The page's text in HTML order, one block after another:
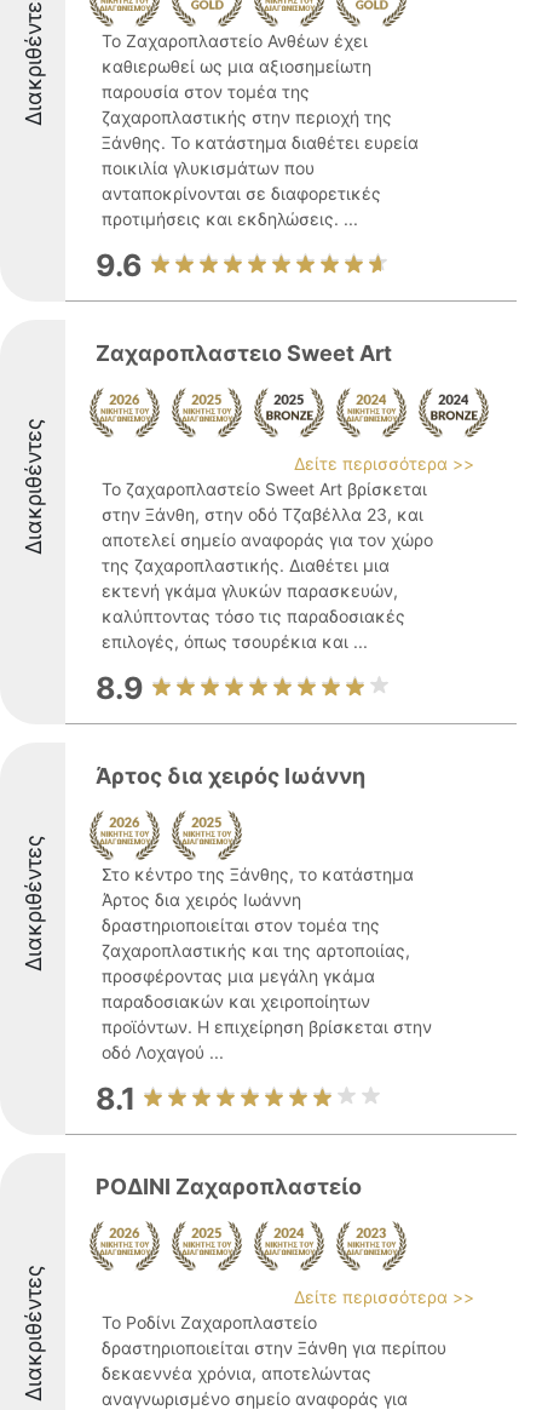
Διακριθέντες
Το Ζαχαροπλαστείο Ανθέων έχει
καθιερωθεί ως μια αξιοσημείωτη
παρουσία στον τομέα της
ζαχαροπλαστικής στην περιοχή της
Ξάνθης. Το κατάστημα διαθέτει ευρεία
ποικιλία γλυκισμάτων που
ανταποκρίνονται σε διαφορετικές
προτιμήσεις και εκδηλώσεις. ...
9.6
Διακριθέντες
Ζαχαροπλαστειο Sweet Art
Δείτε περισσότερα >>
Το ζαχαροπλαστείο Sweet Art βρίσκεται
στην Ξάνθη, στην οδό Τζαβέλλα 23, και
αποτελεί σημείο αναφοράς για τον χώρο
της ζαχαροπλαστικής. Διαθέτει μια
εκτενή γκάμα γλυκών παρασκευών,
καλύπτοντας τόσο τις παραδοσιακές
επιλογές, όπως τσουρέκια και ...
8.9
Διακριθέντες
Άρτος δια χειρός Ιωάννη
Στο κέντρο της Ξάνθης, το κατάστημα
Άρτος δια χειρός Ιωάννη
δραστηριοποιείται στον τομέα της
ζαχαροπλαστικής και της αρτοποιίας,
προσφέροντας μια μεγάλη γκάμα
παραδοσιακών και χειροποίητων
προϊόντων. Η επιχείρηση βρίσκεται στην
οδό Λοχαγού ...
8.1
Διακριθέντες
ΡΟΔΙΝΙ Ζαχαροπλαστείο
Δείτε περισσότερα >>
Το Ροδίνι Ζαχαροπλαστείο
δραστηριοποιείται στην Ξάνθη για περίπου
δεκαεννέα χρόνια, αποτελώντας
αναγνωρισμένο σημείο αναφοράς για